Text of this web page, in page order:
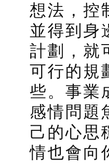
想法，控
並得到身
計劃，就
可行的規
些。事業
感情問題
己的心思
情也會向